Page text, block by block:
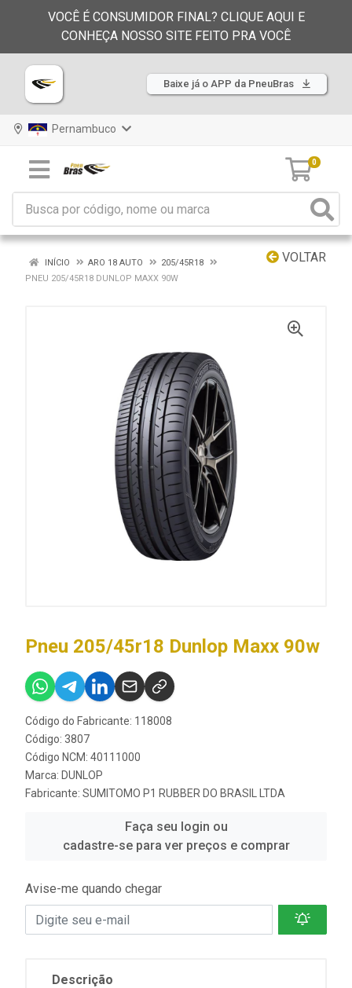
VOCÊ É CONSUMIDOR FINAL? CLIQUE AQUI E
CONHEÇA NOSSO SITE FEITO PRA VOCÊ
Baixe já o APP da PneuBras
Pernambuco
0
VOLTAR
INÍCIO ARO 18 AUTO
205/45R18
PNEU 205/45R18 DUNLOP MAXX 90W
Pneu 205/45r18 Dunlop Maxx 90w
Código do Fabricante: 118008
Código: 3807
Código NCM: 40111000
Marca: DUNLOP
Fabricante: SUMITOMO P1 RUBBER DO BRASIL LTDA
Faça seu login ou
cadastre-se para ver preços e comprar
Avise-me quando chegar
Descrição